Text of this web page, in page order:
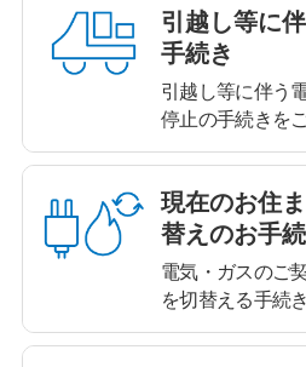
引越し等に
手続き
引越し等に伴う
停止の手続きを
現在のお住
替えのお手
電気・ガスのご
を切替える手続